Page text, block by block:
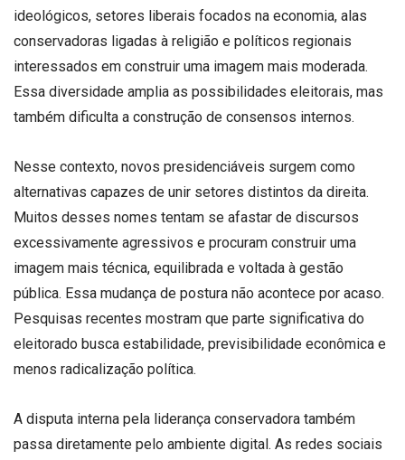
ideológicos, setores liberais focados na economia, alas
conservadoras ligadas à religião e políticos regionais
interessados em construir uma imagem mais moderada.
Essa diversidade amplia as possibilidades eleitorais, mas
também dificulta a construção de consensos internos.
Nesse contexto, novos presidenciáveis surgem como
alternativas capazes de unir setores distintos da direita.
Muitos desses nomes tentam se afastar de discursos
excessivamente agressivos e procuram construir uma
imagem mais técnica, equilibrada e voltada à gestão
pública. Essa mudança de postura não acontece por acaso.
Pesquisas recentes mostram que parte significativa do
eleitorado busca estabilidade, previsibilidade econômica e
menos radicalização política.
A disputa interna pela liderança conservadora também
passa diretamente pelo ambiente digital. As redes sociais